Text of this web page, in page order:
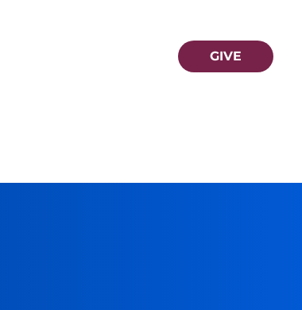
GIVE